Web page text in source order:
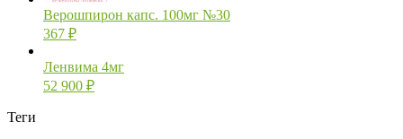
Верошпирон капс. 100мг №30
367 ₽
Ленвима 4мг
52 900 ₽
Теги